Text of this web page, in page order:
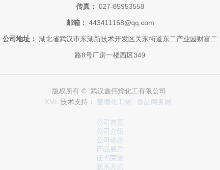
传真： 027-85953558
邮箱： 443411168@qq.com
公司地址： 湖北省武汉市东湖新技术开发区关东街道东二产业园财富二
路8号厂房一楼西区349
版权所有 © 武汉鑫伟烨化工有限公司
XML
技术支持： 盖德化工网 食品商务网
公司首页
公司介绍
公司动态
产品展厅
证书荣誉
联系方式